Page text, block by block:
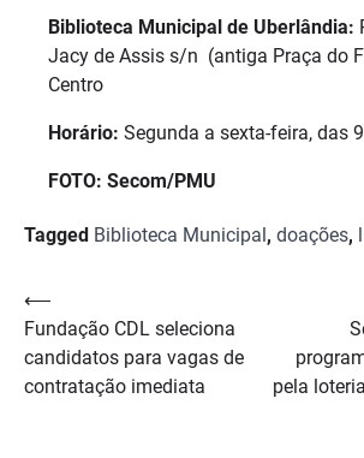
Biblioteca Municipal de Uberlândia:
Jacy de Assis s/n (antiga Praça do
Centro
Horário: Segunda a sexta-feira, das
FOTO: Secom/PMU
Tagged Biblioteca Municipal , doações,
Navegação
de
Post
⟵
Fundação CDL seleciona
candidatos para vagas de
contratação imediata
pela